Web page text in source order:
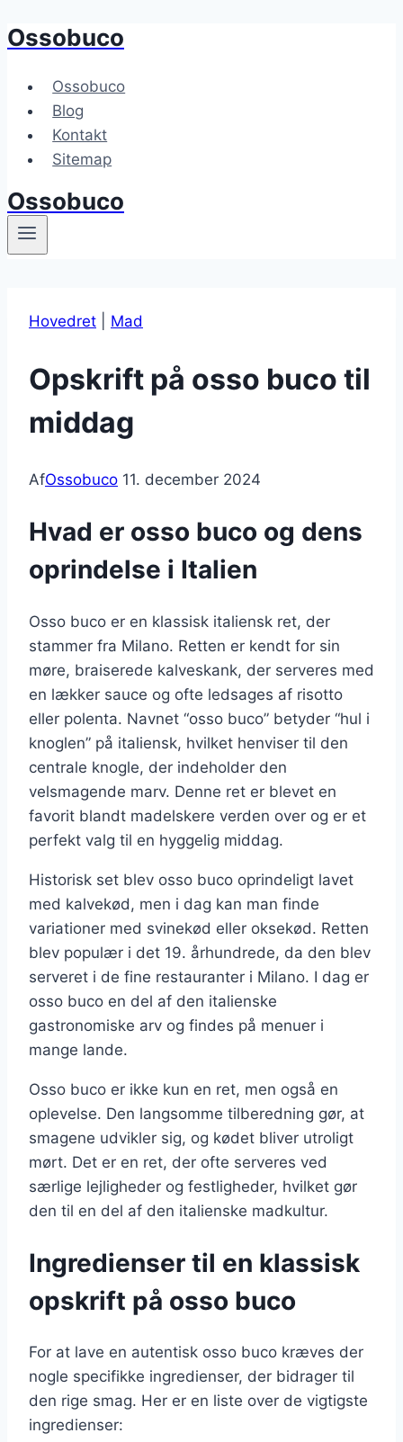
Fortsæt
indhold
Ossobuco
Ossobuco
Blog
Kontakt
Sitemap
Ossobuco
Hovedret Mad
Opskrift på osso buco til
middag
AfOssobuco 11. december 2024
Hvad er osso buco og dens
oprindelse i Italien
Osso buco er en klassisk italiensk ret, der
stammer fra Milano. Retten er kendt for sin
møre, braiserede kalveskank, der serveres med
en lækker sauce og ofte ledsages af risotto
eller polenta. Navnet “osso buco” betyder “hul i
knoglen” på italiensk, hvilket henviser til den
centrale knogle, der indeholder den
velsmagende marv. Denne ret er blevet en
favorit blandt madelskere verden over og er et
perfekt valg til en hyggelig middag.
Historisk set blev osso buco oprindeligt lavet
med kalvekød, men i dag kan man finde
variationer med svinekød eller oksekød. Retten
blev populær i det 19. århundrede, da den blev
serveret i de fine restauranter i Milano. I dag er
osso buco en del af den italienske
gastronomiske arv og findes på menuer i
mange lande.
Osso buco er ikke kun en ret, men også en
oplevelse. Den langsomme tilberedning gør, at
smagene udvikler sig, og kødet bliver utroligt
mørt. Det er en ret, der ofte serveres ved
særlige lejligheder og festligheder, hvilket gør
den til en del af den italienske madkultur.
Ingredienser til en klassisk
opskrift på osso buco
For at lave en autentisk osso buco kræves der
nogle specifikke ingredienser, der bidrager til
den rige smag. Her er en liste over de vigtigste
ingredienser: